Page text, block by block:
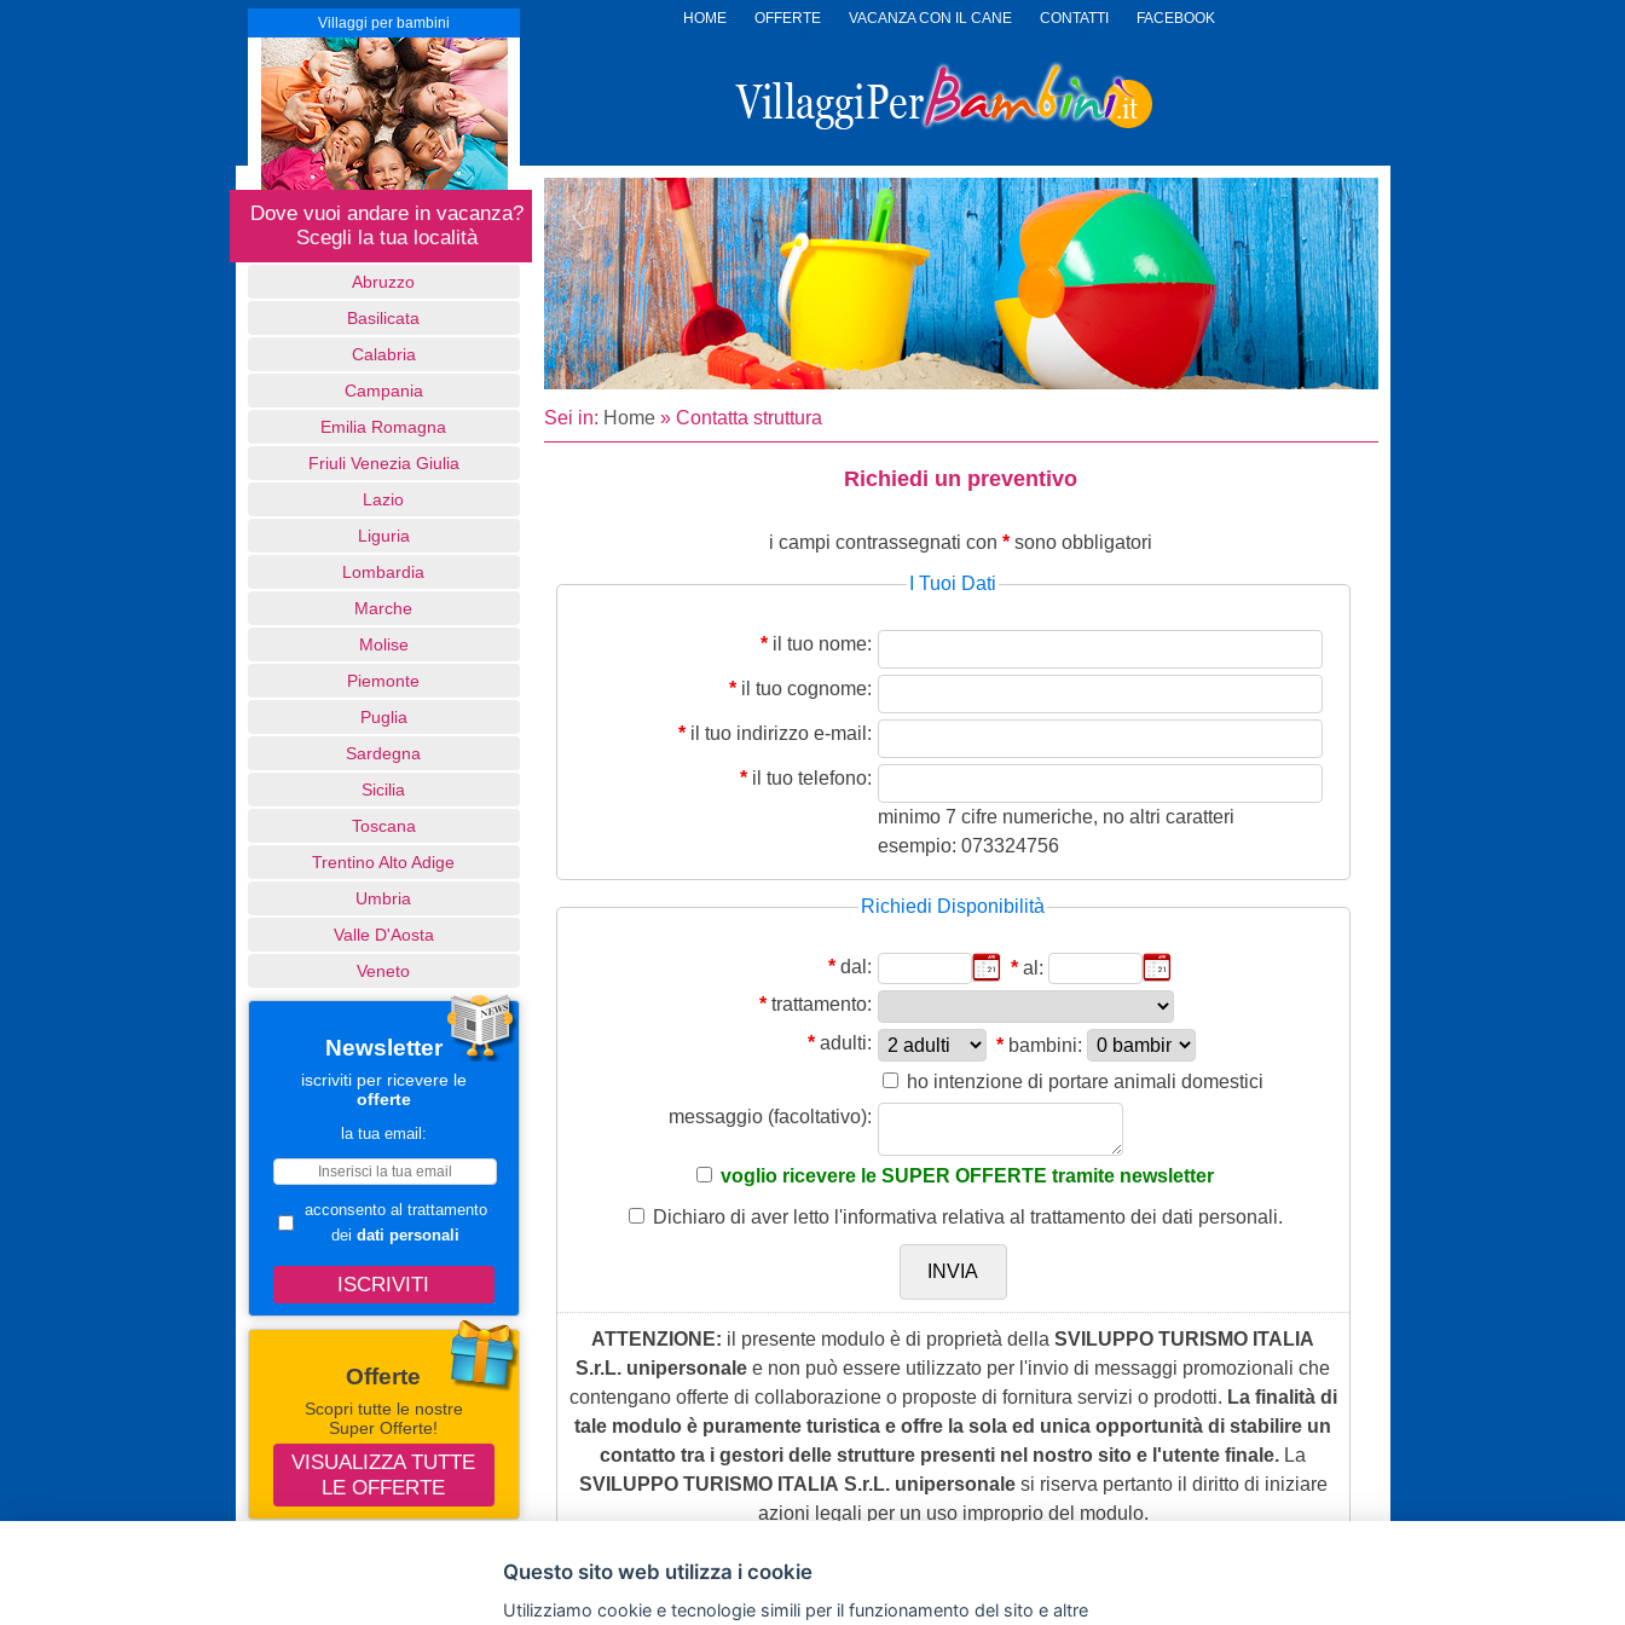
HOME OFFERTE VACANZA CON IL CANE CONTATTI
FACEBOOK
PER
BAMBINI
Villaggi per bambini
Dove vuoi andare in vacanza?
Scegli la tua località
Abruzzo
Basilicata
Calabria
Campania
Emilia Romagna
Friuli Venezia Giulia
Lazio
Liguria
Lombardia
Marche
Molise
Piemonte
Puglia
Sardegna
Sicilia
Toscana
Trentino Alto Adige
Umbria
Valle D'Aosta
Veneto
Newsletter
iscriviti per ricevere le
offerte
la tua email:
acconsento al trattamento
dei dati personali
Offerte
Scopri tutte le nostre
Super Offerte!
VISUALIZZA TUTTE
LE OFFERTE
Sei in: Home» Contatta struttura
Richiedi un preventivo
i campi contrassegnati con * sono obbligatori
I Tuoi Dati
* il tuo nome:
* il tuo cognome:
* il tuo indirizzo e-mail:
* il tuo telefono:
minimo 7 cifre numeriche, no altri caratteri
esempio: 073324756
Richiedi Disponibilità
* dal: * al:
* trattamento:
* adulti: * bambini:
ho intenzione di portare animali domestici
messaggio (facoltativo):
voglio ricevere le SUPER OFFERTE tramite newsletter
Dichiaro di aver letto l'informativa relativa al trattamento dei dati personali.
ATTENZIONE: il presente modulo è di proprietà dellaSVILUPPO TURISMO ITALIA
S.r.L. unipersonale e non può essere utilizzato per l'invio di messaggi promozionali che
contengano offerte di collaborazione o proposte di fornitura servizi o prodotti. La finalità di
tale modulo è puramente turistica e offre la sola ed unica opportunità di stabilire un
contatto tra i gestori delle strutture presenti nel nostro sito e l'utente finale. La
SVILUPPO TURISMO ITALIA S.r.L. unipersonalesi riserva pertanto il diritto di iniziare
azioni legali per un uso improprio del modulo.
Questo sito web utilizza i cookie
Utilizziamo cookie e tecnologie simili per il funzionamento del sito e altre